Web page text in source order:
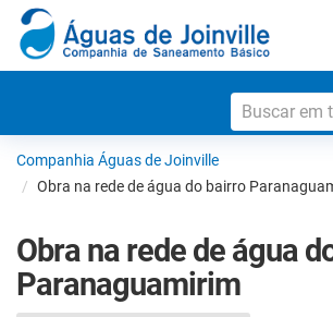
Companhia Águas de Joinville
Obra na rede de água do bairro
Obra na rede de água
Paranaguamirim